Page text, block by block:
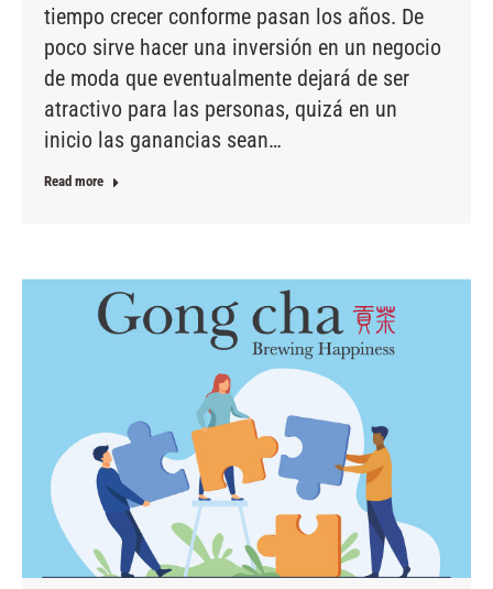
tiempo crecer conforme pasan los años. De
poco sirve hacer una inversión en un negocio
de moda que eventualmente dejará de ser
atractivo para las personas, quizá en un
inicio las ganancias sean…
Read more